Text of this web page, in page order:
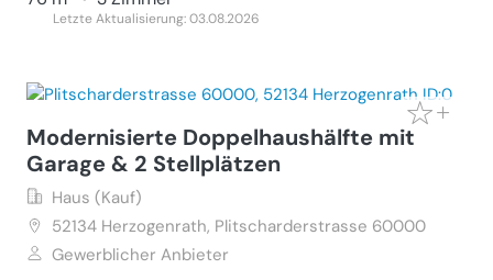
Letzte Aktualisierung: 03.08.2026
Modernisierte Doppelhaushälfte mit
Garage & 2 Stellplätzen
Haus (Kauf)
52134 Herzogenrath, Plitscharderstrasse 60000
Gewerblicher Anbieter